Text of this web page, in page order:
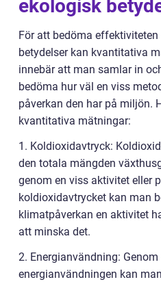
ekologisk
För att bedöma
betydelser kan kvantitativa
innebär att man samlar in
bedöma hur väl en viss
påverkan den har på miljön.
kvantitativa mätningar:
1. Koldioxidavtryck:
den totala mängden
genom en viss aktivitet eller
koldioxidavtrycket kan man
klimatpåverkan en aktivitet
att minska det.
2. Energianvändning:
energianvändningen kan